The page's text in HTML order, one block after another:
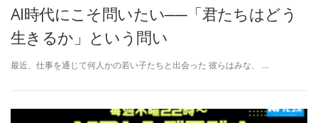
AI時代にこそ問いたい──「君たちはどう
生きるか」という問い
最近、仕事を通じて何人かの若い子たちと出会った 彼らはみな、 …